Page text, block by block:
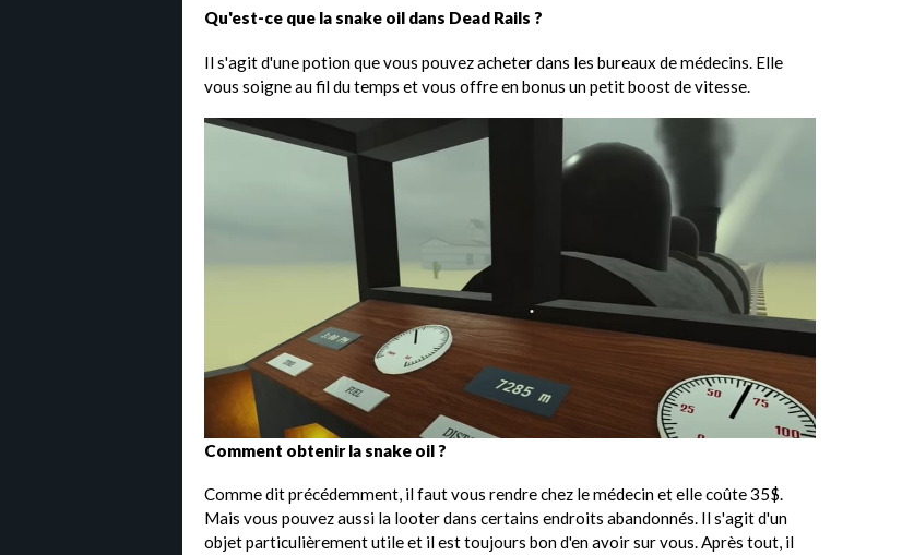
Qu'est-ce que la snake oil dans Dead Rails ?
Il s'agit d'une potion que vous pouvez acheter dans les bureaux de médecins. Elle
vous soigne au fil du temps et vous offre en bonus un petit boost de vitesse.
Comment obtenir la snake oil ?
Comme dit précédemment, il faut vous rendre chez le médecin et elle coûte 35$.
Mais vous pouvez aussi la looter dans certains endroits abandonnés. Il s'agit d'un
objet particulièrement utile et il est toujours bon d'en avoir sur vous. Après tout, il